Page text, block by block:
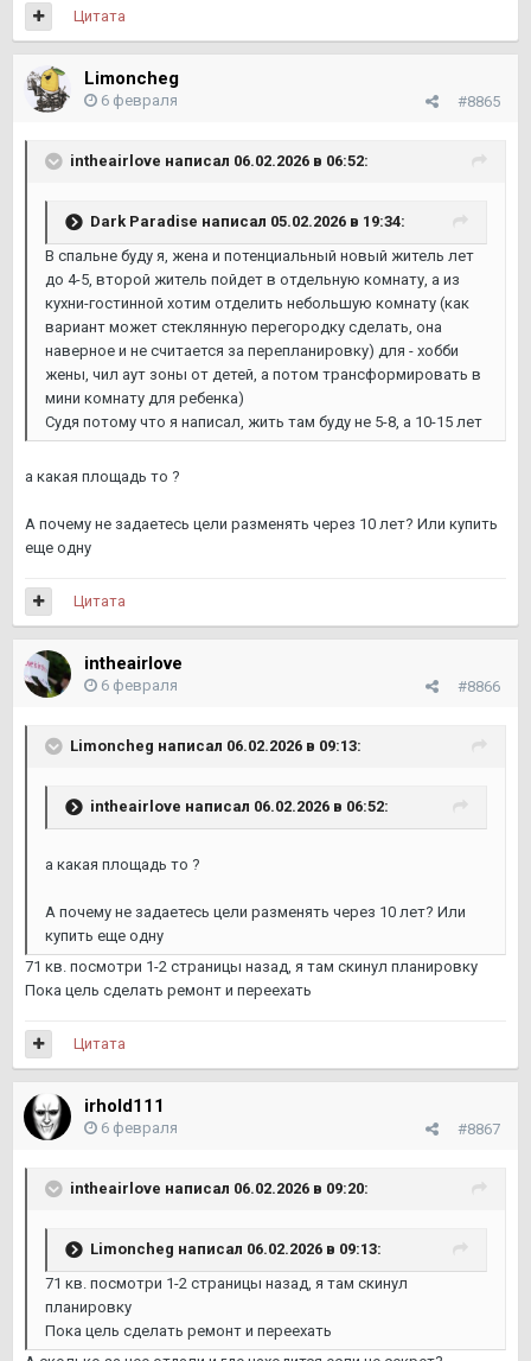
Цитата
Limoncheg
#8865
6 февраля
intheairlove написал 06.02.2026 в 06:52:
Dark Paradise написал 05.02.2026 в 19:34:
В спальне буду я, жена и потенциальный новый житель лет
до 4-5, второй житель пойдет в отдельную комнату, а из
кухни-гостинной хотим отделить небольшую комнату (как
вариант может стеклянную перегородку сделать, она
наверное и не считается за перепланировку) для - хобби
жены, чил аут зоны от детей, а потом трансформировать в
мини комнату для ребенка)
Судя потому что я написал, жить там буду не 5-8, а 10-15 лет
а какая площадь то ?
А почему не задаетесь цели разменять через 10 лет? Или купить
еще одну
Цитата
intheairlove
#8866
6 февраля
Limoncheg написал 06.02.2026 в 09:13:
intheairlove написал 06.02.2026 в 06:52:
а какая площадь то ?
А почему не задаетесь цели разменять через 10 лет? Или
купить еще одну
71 кв. посмотри 1-2 страницы назад, я там скинул планировку
Пока цель сделать ремонт и переехать
Цитата
irhold111
#8867
6 февраля
intheairlove написал 06.02.2026 в 09:20:
Limoncheg написал 06.02.2026 в 09:13:
71 кв. посмотри 1-2 страницы назад, я там скинул
планировку
Пока цель сделать ремонт и переехать